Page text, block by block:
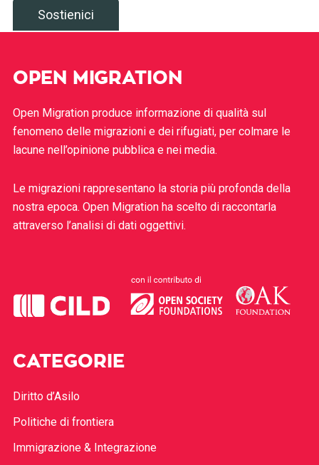
Sostienici
OPEN MIGRATION
Open Migration produce informazione di qualità sul
fenomeno delle migrazioni e dei rifugiati, per colmare le
lacune nell’opinione pubblica e nei media.
Le migrazioni rappresentano la storia più profonda della
nostra epoca. Open Migration ha scelto di raccontarla
attraverso l’analisi di dati oggettivi.
CATEGORIE
Diritto d’Asilo
Politiche di frontiera
Immigrazione & Integrazione